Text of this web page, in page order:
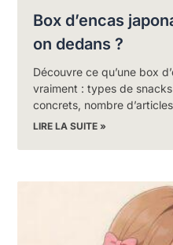
Box d’encas
on dedans ?
Découvre ce qu’une box
vraiment : types de
concrets, nombre
LIRE LA SUITE »